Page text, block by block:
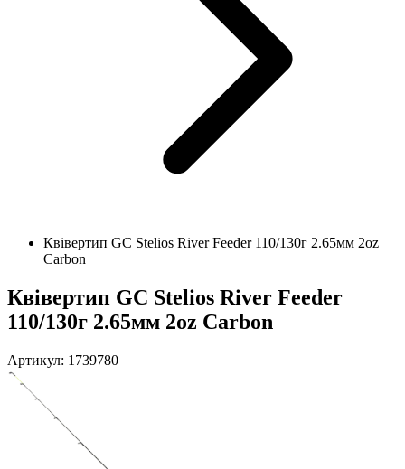
Квівертип GC Stelios River Feeder 110/130г 2.65мм 2oz
Carbon
Квівертип GC Stelios River Feeder
110/130г 2.65мм 2oz Carbon
Артикул: 1739780